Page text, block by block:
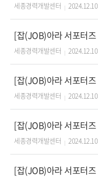
세종경력개발센터 2024.12.10
세종경력개발센터 2024.12.10
세종경력개발센터 2024.12.10
세종경력개발센터 2024.12.10